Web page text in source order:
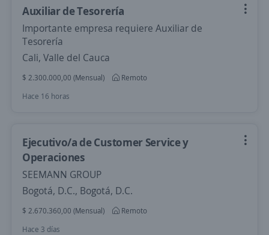
Auxiliar de Tesorería
Importante empresa requiere Auxiliar de
Tesorería
Cali, Valle del Cauca
$ 2.300.000,00 (Mensual)
Remoto
Hace 16 horas
Ejecutivo/a de Customer Service y
Operaciones
SEEMANN GROUP
Bogotá, D.C., Bogotá, D.C.
$ 2.670.360,00 (Mensual)
Remoto
Hace 3 días